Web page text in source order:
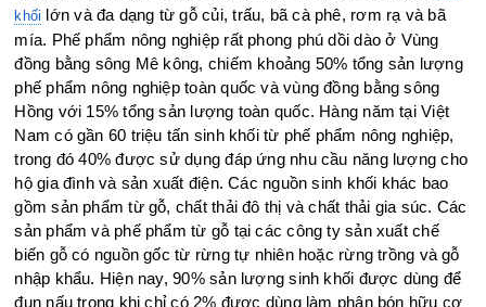
khối lớn và đa dạng từ gỗ củi, trấu, bã cà phê, rơm rạ và bã
mía. Phế phẩm nông nghiệp rất phong phú dồi dào ở Vùng
đồng bằng sông Mê kông, chiếm khoảng 50% tổng sản lượng
phế phẩm nông nghiệp toàn quốc và vùng đồng bằng sông
Hồng với 15% tổng sản lượng toàn quốc. Hàng năm tại Việt
Nam có gần 60 triệu tấn sinh khối từ phế phẩm nông nghiệp,
trong đó 40% được sử dụng đáp ứng nhu cầu năng lượng cho
hộ gia đình và sản xuất điện. Các nguồn sinh khối khác bao
gồm sản phẩm từ gỗ, chất thải đô thị và chất thải gia súc. Các
sản phẩm và phế phẩm từ gỗ tại các công ty sản xuất chế
biến gỗ có nguồn gốc từ rừng tự nhiên hoặc rừng trồng và gỗ
nhập khẩu. Hiện nay, 90% sản lượng sinh khối được dùng để
đun nấu trong khi chỉ có 2% được dùng làm phân bón hữu cơ